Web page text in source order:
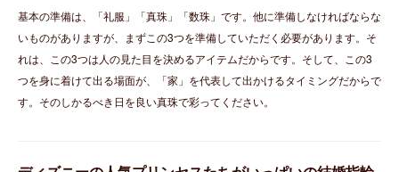
基本の準備は、「礼服」「真珠」「数珠」です。他に準備しなければならな
いものがありますが、まずこの3つを準備していただく必要があります。そ
れは、この3つは人の見た目を決めるアイテムだからです。そして、この3
つを身に着けて出る場面が、「家」を代表して出かけるタイミングだからで
す。そのしかるべき日を良い真珠で彩ってください。